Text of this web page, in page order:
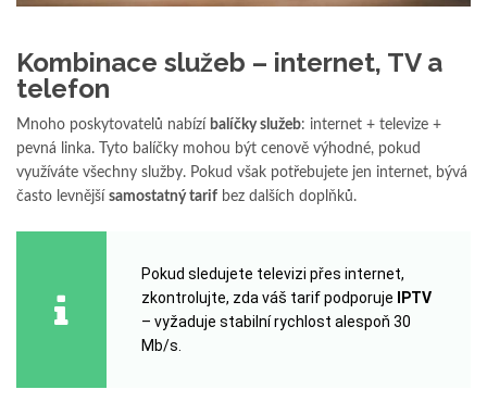
Kombinace služeb – internet, TV a
telefon
Mnoho poskytovatelů nabízí balíčky služeb: internet + televize +
pevná linka. Tyto balíčky mohou být cenově výhodné, pokud
využíváte všechny služby. Pokud však potřebujete jen internet, bývá
často levnější samostatný tarif bez dalších doplňků.
Pokud sledujete televizi přes internet,
zkontrolujte, zda váš tarif podporuje IPTV
– vyžaduje stabilní rychlost alespoň 30
Mb/s.